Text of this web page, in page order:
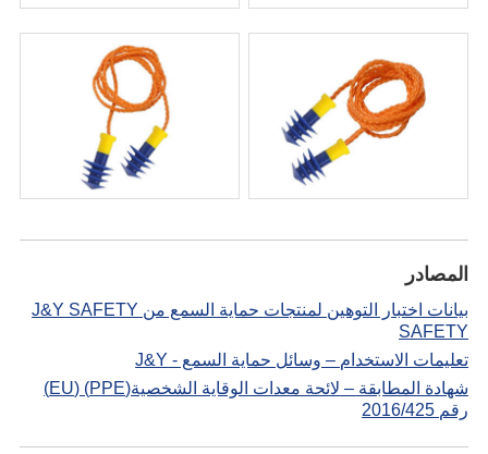
المصادر
بيانات اختبار التوهين لمنتجات حماية السمع من J&Y SAFETY
SAFETY
تعليمات الاستخدام – وسائل حماية السمع - J&Y
شهادة المطابقة – لائحة معدات الوقاية الشخصية(PPE) (EU)
رقم 2016/425